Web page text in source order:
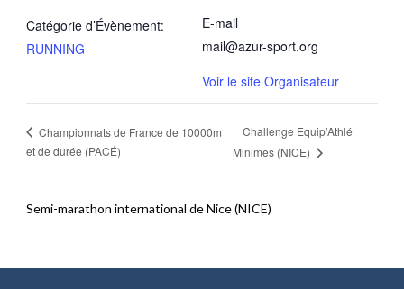
Catégorie d’Évènement:
RUNNING
E-mail
mail@azur-sport.org
Voir le site Organisateur
Championnats de France de 10000m
et de durée (PACÉ)
Challenge Equip’Athlé
Minimes (NICE)
Semi-marathon international de Nice (NICE)